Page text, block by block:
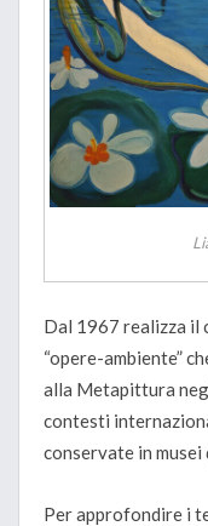
Dal 1967 realizza il
“opere-ambiente”
alla Metapittura
contesti
conservate in musei
Per approfondire i